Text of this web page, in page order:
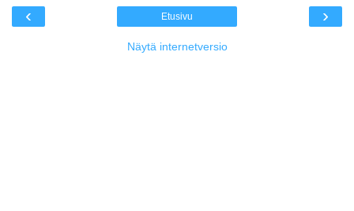
‹ ›
Etusivu
Näytä internetversio